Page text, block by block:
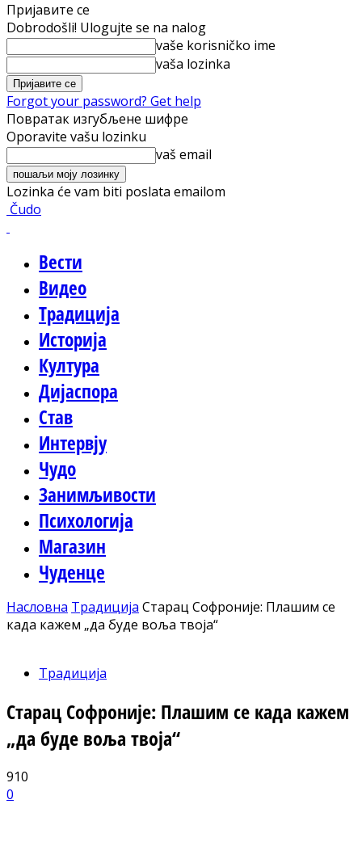
Пријавите се
Dobrodošli! Ulogujte se na nalog
vaše korisničko ime
vaša lozinka
Forgot your password? Get help
Повратак изгубљене шифре
Oporavite vašu lozinku
vaš email
Lozinka će vam biti poslata emailom
Čudo
Вести
Видео
Традиција
Историја
Култура
Дијаспора
Став
Интервју
Чудо
Занимљивости
Психологија
Магазин
Чуденце
Насловна Традиција Старац Софроније: Плашим се
када кажем „да буде воља твоја“
Традиција
Старац Софроније: Плашим се када кажем
„да буде воља твоја“
910
0